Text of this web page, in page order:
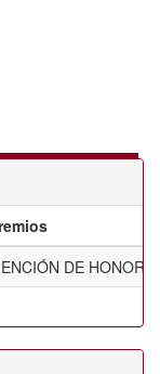
DE HONOR